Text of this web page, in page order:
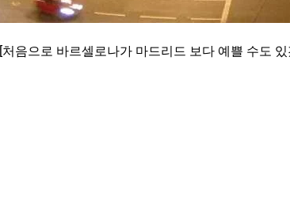
[처음으로 바르셀로나가 마드리드 보다 예쁠 수도